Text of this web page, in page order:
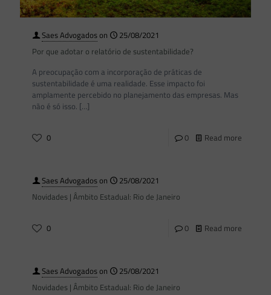
Saes Advogadoson
25/08/2021
Por que adotar o relatório de sustentabilidade?
A preocupação com a incorporação de práticas de
sustentabilidade é uma realidade. Esse impacto foi
amplamente percebido no planejamento das empresas. Mas
não é só isso. […]
0 0 Read more
Saes Advogadoson
25/08/2021
Novidades | Âmbito Estadual: Rio de Janeiro
0 0 Read more
Saes Advogadoson
25/08/2021
Novidades | Âmbito Estadual: Rio de Janeiro